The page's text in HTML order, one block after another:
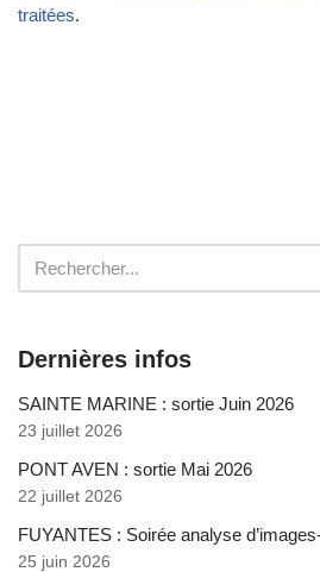
traitées.
Dernières infos
SAINTE MARINE : sortie Juin 2026
23 juillet 2026
PONT AVEN : sortie Mai 2026
22 juillet 2026
FUYANTES : Soirée analyse
25 juin 2026